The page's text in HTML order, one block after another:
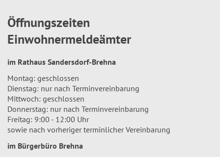
Öffnungszeiten
Einwohnermeldeämter
im Rathaus Sandersdorf-Brehna
Montag: geschlossen
Dienstag: nur nach Terminvereinbarung
Mittwoch: geschlossen
Donnerstag: nur nach Terminvereinbarung
Freitag: 9:00 - 12:00 Uhr
sowie nach vorheriger terminlicher Vereinbarung
im Bürgerbüro Brehna